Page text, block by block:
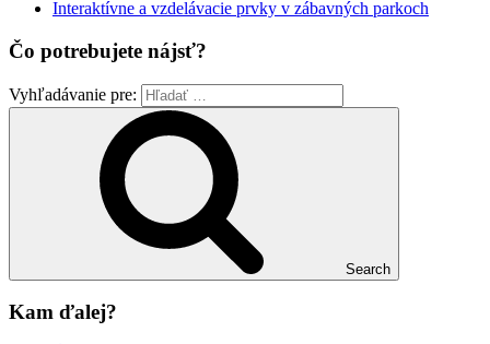
Interaktívne a vzdelávacie prvky v zábavných parkoch
Čo potrebujete nájsť?
Vyhľadávanie pre:
Search
Kam ďalej?